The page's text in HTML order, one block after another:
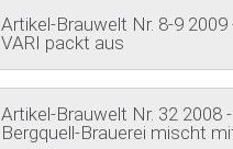
Artikel-Brauwelt Nr. 8-9 2009
VARI packt aus
Artikel-Brauwelt Nr. 32 2008 -
Bergquell-Brauerei mischt